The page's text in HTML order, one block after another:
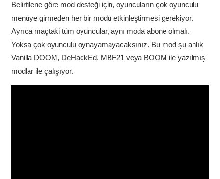
Belirtilene göre mod desteği için, oyuncuların çok oyunculu
menüye girmeden her bir modu etkinleştirmesi gerekiyor.
Ayrıca maçtaki tüm oyuncular, aynı moda abone olmalı.
Yoksa çok oyunculu oynayamayacaksınız. Bu mod şu anlık
Vanilla DOOM, DeHackEd, MBF21 veya BOOM ile yazılmış
modlar ile çalışıyor.